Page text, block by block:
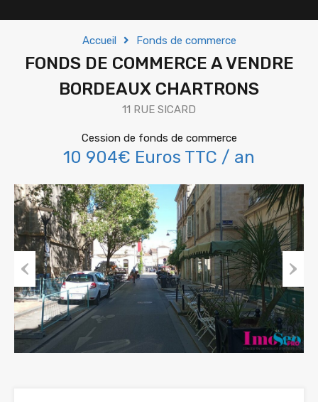
Accueil Fonds de commerce
FONDS DE COMMERCE A VENDRE
BORDEAUX CHARTRONS
11 RUE SICARD
Cession de fonds de commerce
10 904€ Euros TTC / an
Previous Next